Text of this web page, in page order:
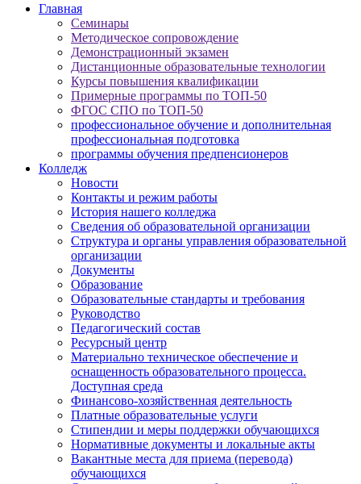
Главная
Семинары
Методическое сопровождение
Демонстрационный экзамен
Дистанционные образовательные технологии
Курсы повышения квалификации
Примерные программы по ТОП-50
ФГОС СПО по ТОП-50
профессиональное обучение и дополнительная
профессиональная подготовка
программы обучения предпенсионеров
Колледж
Новости
Контакты и режим работы
История нашего колледжа
Сведения об образовательной организации
Структура и органы управления образовательной
организации
Документы
Образование
Образовательные стандарты и требования
Руководство
Педагогический состав
Ресурсный центр
Материально техническое обеспечение и
оснащенность образовательного процесса.
Доступная среда
Финансово-хозяйственная деятельность
Платные образовательные услуги
Стипендии и меры поддержки обучающихся
Нормативные документы и локальные акты
Вакантные места для приема (перевода)
обучающихся